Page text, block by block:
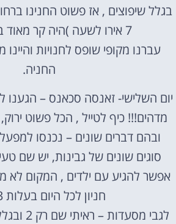
בגלל שיפוצים , אז פשוט החנינו
7 אירו לשעה )היה קר מאוד באותו יום אז
עברנו מקופי שופס לחנויות והיינו
החניה.
יום השלישי- זאנסה סכאנס – הגענו
מדהים!!! כיף לטייל , הכל פשוט
ובהם דברים שונים – נכנסו
סוגים שונים של גבינות, יש שם
אפשר להגיע עם ילדים , המקום לא
חניון לכל היום בעלות 3 אירו.
לגבי